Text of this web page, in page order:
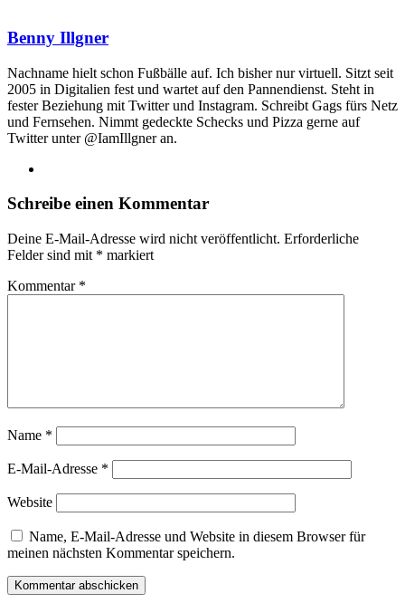
Benny Illgner
Nachname hielt schon Fußbälle auf. Ich bisher nur virtuell. Sitzt seit
2005 in Digitalien fest und wartet auf den Pannendienst. Steht in
fester Beziehung mit Twitter und Instagram. Schreibt Gags fürs Netz
und Fernsehen. Nimmt gedeckte Schecks und Pizza gerne auf
Twitter unter @IamIllgner an.
Schreibe einen Kommentar
Deine E-Mail-Adresse wird nicht veröffentlicht. Erforderliche
Felder sind mit * markiert
Kommentar *
Name *
E-Mail-Adresse *
Website
Name, E-Mail-Adresse und Website in diesem Browser für
meinen nächsten Kommentar speichern.